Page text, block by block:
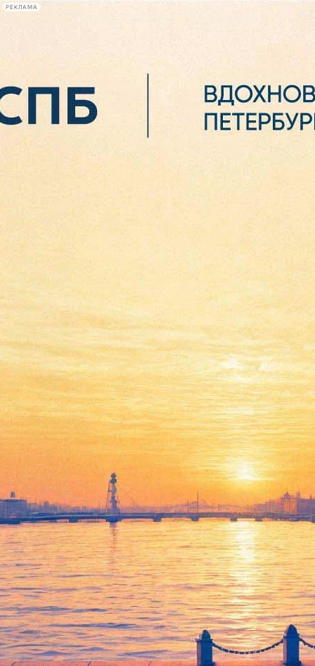
РЕКЛАМА
Сегодня:
2026.08.06
15:18
Тиль Брённер споёт на трубе
в компании Игоря Бутмана и
Московского джазового
оркестра